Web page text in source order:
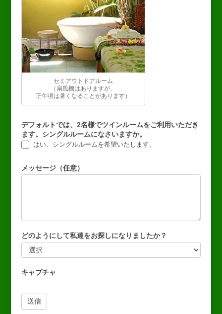
セミアウトドアルーム
（扇風機はありますが、
正午頃は暑くなることがあります）
デフォルトでは、2名様でツインルームをご利用いただき
ます。シングルルームになさいますか。
はい、シングルルームを希望いたします。
メッセージ（任意）
どのようにして私達をお探しになりましたか？
の
に
し
キャプチャ